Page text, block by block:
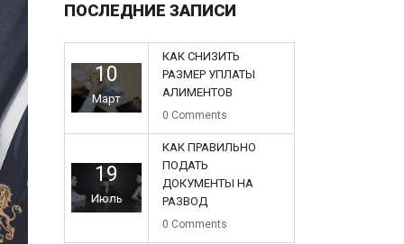
ПОСЛЕДНИЕ ЗАПИСИ
10
Март
КАК СНИЗИТЬ
РАЗМЕР УПЛАТЫ
АЛИМЕНТОВ
0 Comments
19
Июль
КАК ПРАВИЛЬНО
ПОДАТЬ
ДОКУМЕНТЫ НА
РАЗВОД
0 Comments